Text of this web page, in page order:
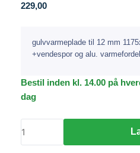
229,00
gulvvarmeplade til 12 mm
+vendespor og alu.
Bestil inden kl. 14.00 på
dag
gulvvarmeplade
til